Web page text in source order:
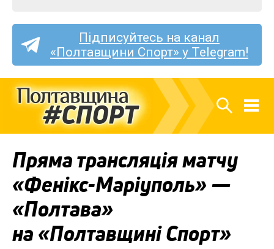
Підписуйтесь на канал
«Полтавщини Спорт» у Telegram!
Пряма трансляція матчу
«Фенікс-Маріуполь» —
«Полтава»
на «Полтавщині Спорт»